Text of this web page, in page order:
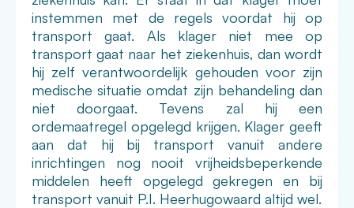
instemmen met de regels voordat hij op
transport gaat. Als klager niet mee op
transport gaat naar het ziekenhuis, dan wordt
hij zelf verantwoordelijk gehouden voor zijn
medische situatie omdat zijn behandeling dan
niet doorgaat. Tevens zal hij een
ordemaatregel opgelegd krijgen. Klager geeft
aan dat hij bij transport vanuit andere
inrichtingen nog nooit vrijheidsbeperkende
middelen heeft opgelegd gekregen en bij
transport vanuit P.I. Heerhugowaard altijd wel.